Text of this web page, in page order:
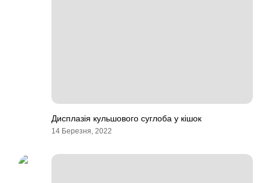
Дисплазія кульшового суглоба у кішок
14 Березня, 2022